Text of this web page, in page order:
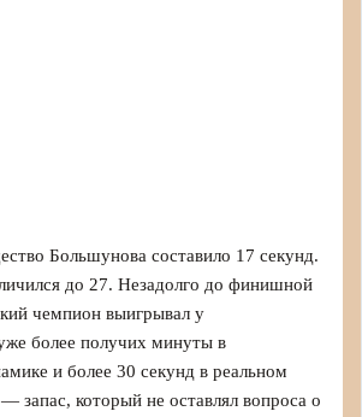
Большунова составило 17 секунд.
до 27. Незадолго до финишной
чемпион выигрывал у
более получих минуты в
и более 30 секунд в реальном
запас, который не оставлял вопроса о